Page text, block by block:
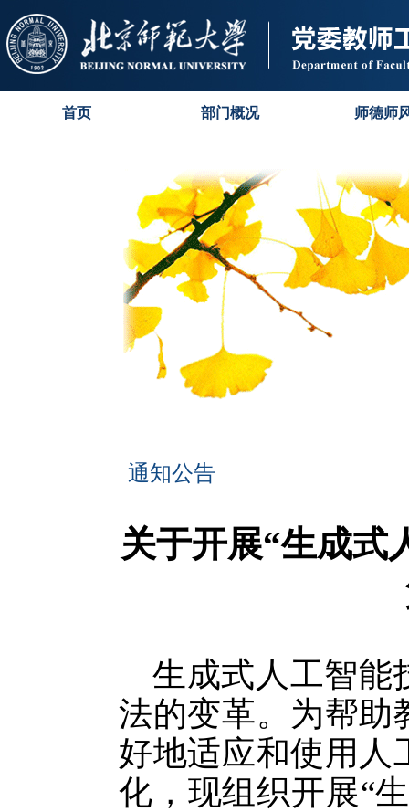
首页 部门概况 师德师
通知公告
关于开展“生成式
生成式人工智能
法的变革。为帮助
好地适应和使用人
化，现组织开展“